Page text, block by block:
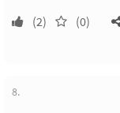
(2) (0)
8.